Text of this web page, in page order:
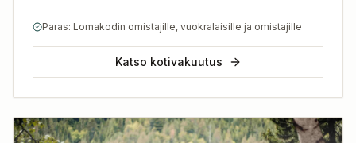
Paras: Lomakodin omistajille, vuokralaisille ja omistajille
Katso kotivakuutus